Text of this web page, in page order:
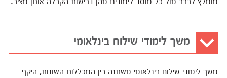
משך לימודי שילוח בינלאומי
משך לימודי שילוח בינלאומי משתנה בין המכללות השונות, היקף